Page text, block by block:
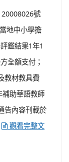
號
地中小學擔
鑑結果1年1
全額支付；
教材教具費
助華語教師
告內容刊載於
觀看完整文